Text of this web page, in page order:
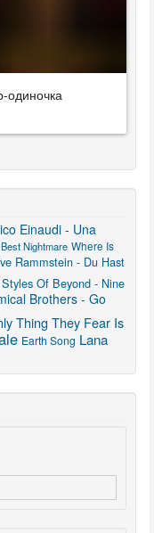
одиночка
Einaudi - Una
Nightmare Where Is
Rammstein - Du Hast
Styles Of Beyond - Nine
Brothers - Go
Thing They Fear Is
Earth Song Lana